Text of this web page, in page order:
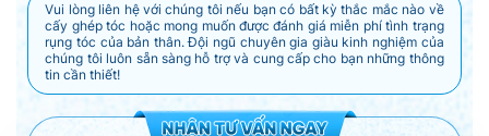
Vui lòng liên hệ với chúng tôi nếu bạn có bất kỳ thắc mắc nào về
cấy ghép tóc hoặc mong muốn được đánh giá miễn phí tình trạng
rụng tóc của bản thân. Đội ngũ chuyên gia giàu kinh nghiệm của
chúng tôi luôn sẵn sàng hỗ trợ và cung cấp cho bạn những thông
tin cần thiết!